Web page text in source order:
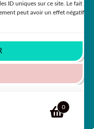
ID uniques sur ce site. Le fait
peut avoir un effet négatif
confidentialité
0